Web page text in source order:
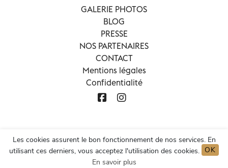
GALERIE PHOTOS
BLOG
PRESSE
NOS PARTENAIRES
CONTACT
Mentions légales
Confidentialité
Les cookies assurent le bon fonctionnement de nos services. En
utilisant ces derniers, vous acceptez l'utilisation des cookies. OK
En savoir plus